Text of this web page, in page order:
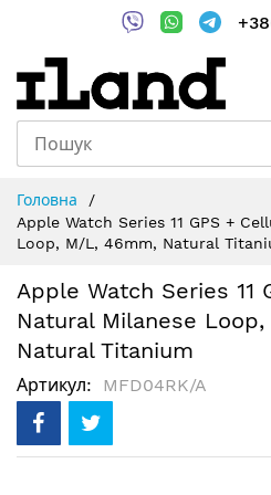
Content
Головна
Apple Watch Series 11 GPS +
Loop, M/L, 46mm, Natural
Apple Watch Series 11
Natural Milanese
Natural Titanium
Артикул MFD04RK/A